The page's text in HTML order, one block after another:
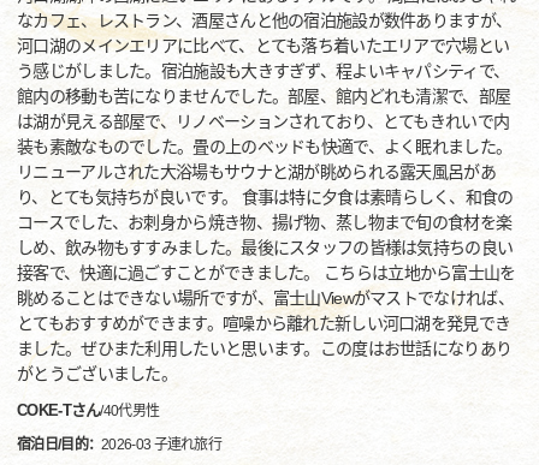
なカフェ、レストラン、酒屋さんと他の宿泊施設が数件ありますが、
河口湖のメインエリアに比べて、とても落ち着いたエリアで穴場とい
う感じがしました。宿泊施設も大きすぎず、程よいキャパシティで、
館内の移動も苦になりませんでした。部屋、館内どれも清潔で、部屋
は湖が見える部屋で、リノベーションされており、とてもきれいで内
装も素敵なものでした。畳の上のベッドも快適で、よく眠れました。
リニューアルされた大浴場もサウナと湖が眺められる露天風呂があ
り、とても気持ちが良いです。 食事は特に夕食は素晴らしく、和食の
コースでした、お刺身から焼き物、揚げ物、蒸し物まで旬の食材を楽
しめ、飲み物もすすみました。最後にスタッフの皆様は気持ちの良い
接客で、快適に過ごすことができました。 こちらは立地から富士山を
眺めることはできない場所ですが、富士山Viewがマストでなければ、
とてもおすすめができます。喧噪から離れた新しい河口湖を発見でき
ました。ぜひまた利用したいと思います。この度はお世話になりあり
がとうございました。
COKE-Tさん/40代男性
宿泊日/目的：2026-03 子連れ旅行